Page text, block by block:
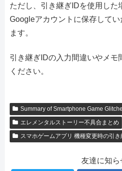
ただし、引き継ぎIDを使用し
Googleアカウントに保存して
ます。
引き継ぎIDの入力間違いやメモ
ください。
Summary of Smartphone Game
エレメンタルストーリー不具合まとめ
スマホゲームアプリ 機種変更時の引
友達に知ら